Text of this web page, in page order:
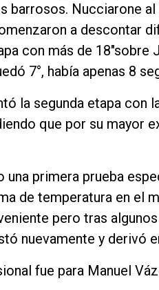
barrosos. Nucciarone
a descontar
con más de 18"sobre
7°, había apenas 8
la segunda etapa con
que por su mayor
una primera prueba
de temperatura en el
pero tras
nuevamente y derivó
fue para Manuel